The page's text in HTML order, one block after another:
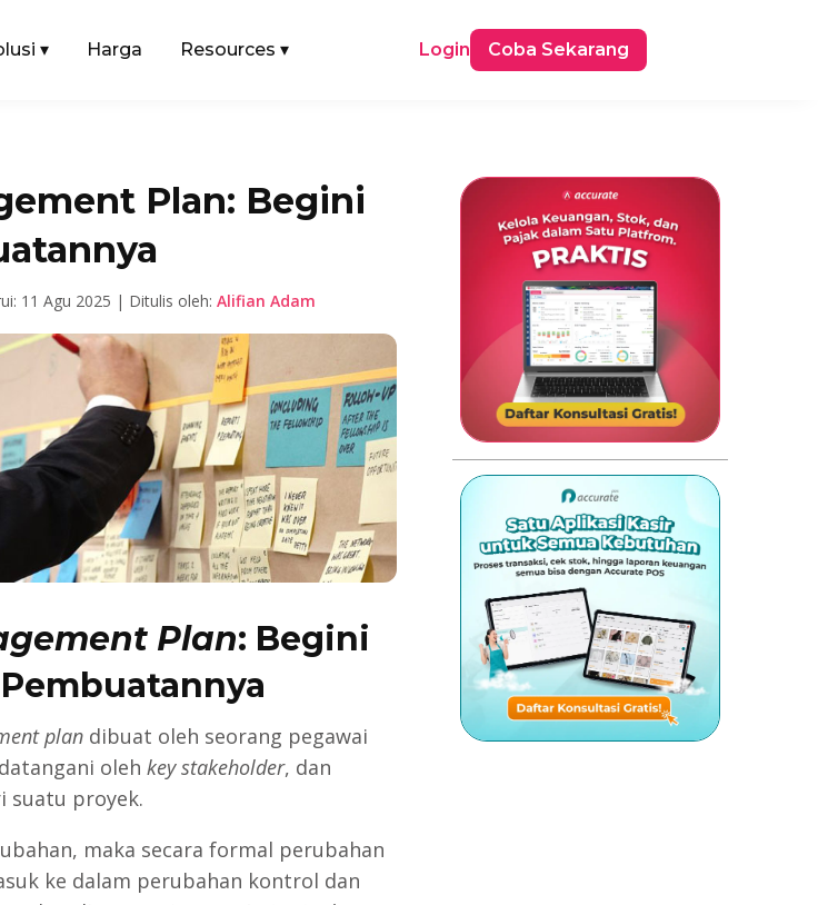
▾ Harga Resources ▾ Login Coba Sekarang
Plan: Begini
11 Agu 2025 | Ditulis oleh: Alifian Adam
Plan: Begini
plandibuat oleh seorang pegawai
oleh key stakeholder, dan
suatu proyek.
maka secara formal perubahan
ke dalam perubahan kontrol dan